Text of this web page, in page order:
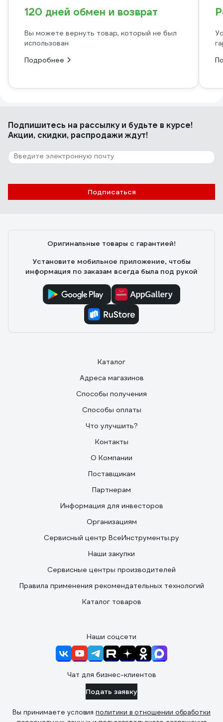
120 дней обмен и возврат
Вы можете вернуть товар, который не был
использован
Подробнее
Подпишитесь на рассылкуи будьте в курсе!
Акции, скидки, распродажи ждут!
Подписаться
Оригинальные товары с гарантией!
Установите мобильное приложение, чтобы
информация по заказам всегда была под рукой
Каталог
Адреса магазинов
Способы получения
Способы оплаты
Что улучшить?
Контакты
О Компании
Поставщикам
Партнерам
Информация для инвесторов
Организациям
Сервисный центр ВсеИнструменты.ру
Наши закупки
Сервисные центры производителей
Правила применения рекомендательных технологий
Каталог товаров
Наши соцсети
Чат для бизнес-клиентов
Подать заявку
Вы принимаете условия политики в отношении обработки